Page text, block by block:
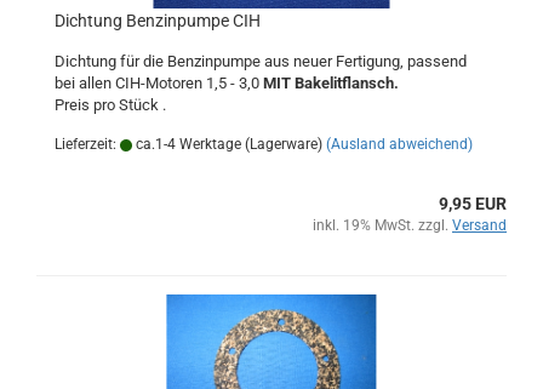
Dichtung Benzinpumpe CIH
Dichtung für die Benzinpumpe aus neuer Fertigung, passend
bei allen CIH-Motoren 1,5 - 3,0 MIT Bakelitflansch.
Preis pro Stück .
Lieferzeit: ca.1-4 Werktage (Lagerware) (Ausland abweichend)
9,95 EUR
inkl. 19% MwSt. zzgl. Versand